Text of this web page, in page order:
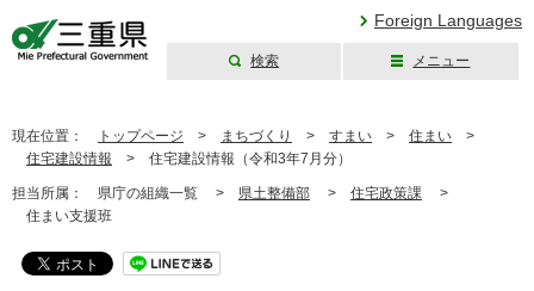
Foreign Languages
検索 メニュー
現在位置： トップページ > まちづくり > すまい > 住まい >
住宅建設情報 > 住宅建設情報（令和3年7月分）
担当所属： 県庁の組織一覧 > 県土整備部 > 住宅政策課 >
住まい支援班